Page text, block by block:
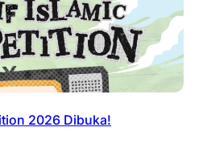
2026 Dibuka!